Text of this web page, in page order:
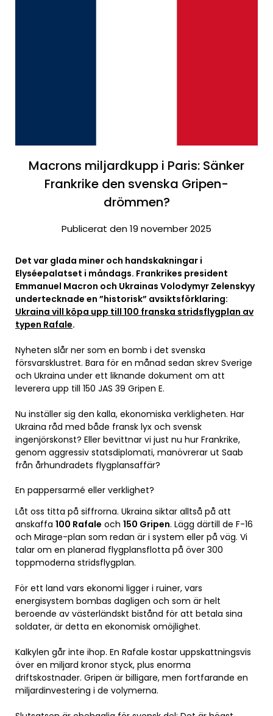
Macrons miljardkupp i Paris: Sänker
Frankrike den svenska Gripen-
drömmen?
Publicerat den 19 november 2025
Det var glada miner och handskakningar i
Elyséepalatset i måndags. Frankrikes president
Emmanuel Macron och Ukrainas Volodymyr Zelenskyy
undertecknade en ”historisk” avsiktsförklaring:
Ukraina vill köpa upp till 100 franska stridsflygplan av
typen Rafale.
Nyheten slår ner som en bomb i det svenska
försvarsklustret. Bara för en månad sedan skrev Sverige
och Ukraina under ett liknande dokument om att
leverera upp till 150 JAS 39 Gripen E.
Nu inställer sig den kalla, ekonomiska verkligheten. Har
Ukraina råd med både fransk lyx och svensk
ingenjörskonst? Eller bevittnar vi just nu hur Frankrike,
genom aggressiv statsdiplomati, manövrerar ut Saab
från århundradets flygplansaffär?
En pappersarmé eller verklighet?
Låt oss titta på siffrorna. Ukraina siktar alltså på att
anskaffa 100 Rafale och 150 Gripen. Lägg därtill de F-16
och Mirage-plan som redan är i system eller på väg. Vi
talar om en planerad flygplansflotta på över 300
toppmoderna stridsflygplan.
För ett land vars ekonomi ligger i ruiner, vars
energisystem bombas dagligen och som är helt
beroende av västerländskt bistånd för att betala sina
soldater, är detta en ekonomisk omöjlighet.
Kalkylen går inte ihop. En Rafale kostar uppskattningsvis
över en miljard kronor styck, plus enorma
driftskostnader. Gripen är billigare, men fortfarande en
miljardinvestering i de volymerna.